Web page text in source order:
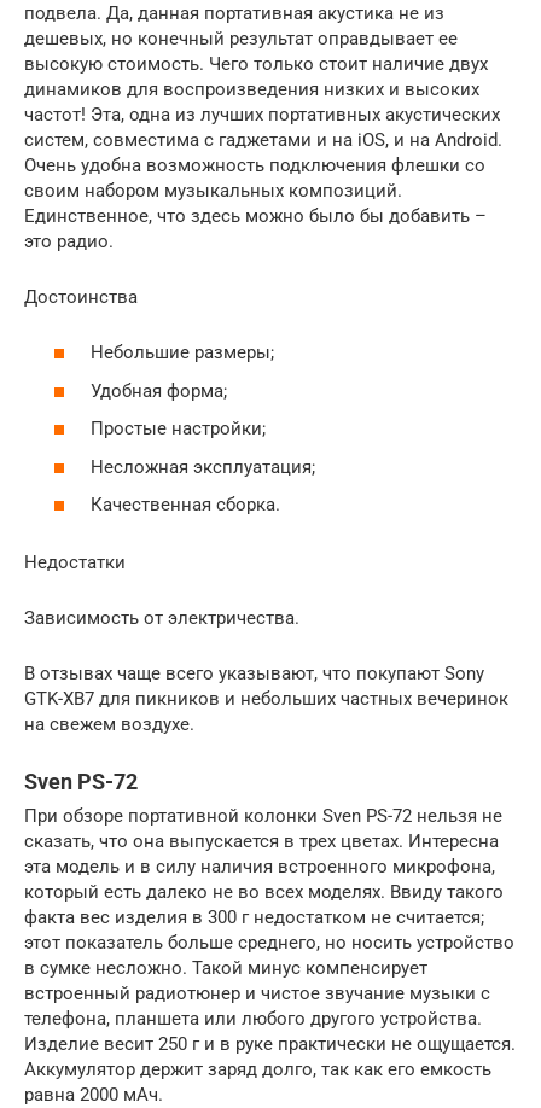
подвела. Да, данная портативная акустика не из
дешевых, но конечный результат оправдывает ее
высокую стоимость. Чего только стоит наличие двух
динамиков для воспроизведения низких и высоких
частот! Эта, одна из лучших портативных акустических
систем, совместима с гаджетами и на iOS, и на Android.
Очень удобна возможность подключения флешки со
своим набором музыкальных композиций.
Единственное, что здесь можно было бы добавить –
это радио.
Достоинства
Небольшие размеры;
Удобная форма;
Простые настройки;
Несложная эксплуатация;
Качественная сборка.
Недостатки
Зависимость от электричества.
В отзывах чаще всего указывают, что покупают Sony
GTK-XB7 для пикников и небольших частных вечеринок
на свежем воздухе.
Sven PS-72
При обзоре портативной колонки Sven PS-72 нельзя не
сказать, что она выпускается в трех цветах. Интересна
эта модель и в силу наличия встроенного микрофона,
который есть далеко не во всех моделях. Ввиду такого
факта вес изделия в 300 г недостатком не считается;
этот показатель больше среднего, но носить устройство
в сумке несложно. Такой минус компенсирует
встроенный радиотюнер и чистое звучание музыки с
телефона, планшета или любого другого устройства.
Изделие весит 250 г и в руке практически не ощущается.
Аккумулятор держит заряд долго, так как его емкость
равна 2000 мAч.